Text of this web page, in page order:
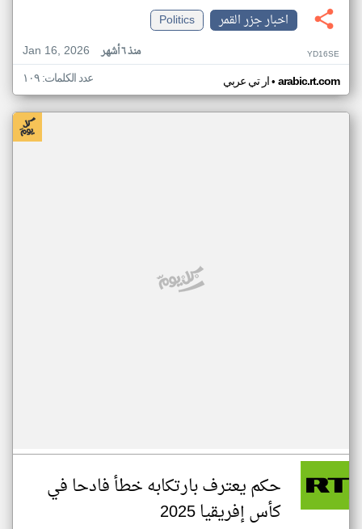
اخبار جزر القمر
Politics
Jan 16, 2026
منذ ٦ أشهر YD16SE
ار تي عربي• arabic.rt.com عدد الكلمات: ١٠٩
حكم يعترف بارتكابه خطأ فادحا في
كأس إفريقيا 2025